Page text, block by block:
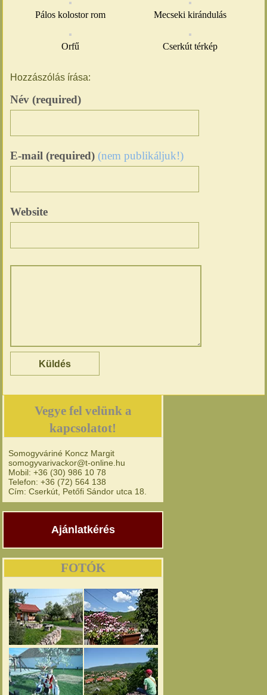
Pálos kolostor rom Mecseki kirándulás
Orfű Cserkút térkép
Hozzászólás írása:
Név (required)
E-mail (required) (nem publikáljuk!)
Website
Vegye fel velünk a
kapcsolatot!
Somogyváriné Koncz Margit
somogyvarivackor@t-online.hu
Mobil: +36 (30) 986 10 78
Telefon: +36 (72) 564 138
Cím: Cserkút, Petőfi Sándor utca 18.
Ajánlatkérés
FOTÓK